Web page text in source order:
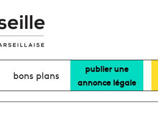
bons plans
publier une
annonce légale